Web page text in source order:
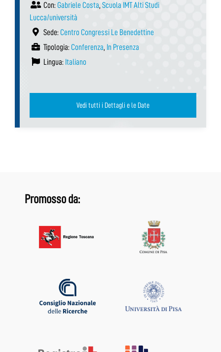
Con: Gabriele Costa, Scuola IMT Alti Studi
Lucca/università
Sede: Centro Congressi Le Benedettine
Tipologia: Conferenza, In Presenza
Lingua: Italiano
Vedi tutti i Dettagli e le Date
Promosso da: